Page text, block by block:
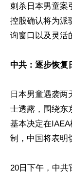
刺杀日本男童案
控股确认将为派
询窗口以及灵活
中共：逐步恢复
日本男童遇袭
士透露，围绕东
基本决定在
制，中国将表明
20日下午，中共